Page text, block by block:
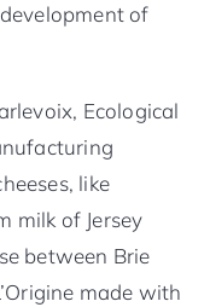
of
Ecological
like
milk of Jersey
between Brie
made with